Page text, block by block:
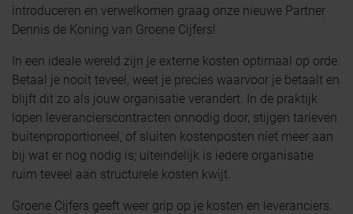
introduceren en verwelkomen graag onze nieuwe Partner
Dennis de Koning van Groene Cijfers!
In een ideale wereld zijn je externe kosten optimaal op orde.
Betaal je nooit teveel, weet je precies waarvoor je betaalt en
blijft dit zo als jouw organisatie verandert. In de praktijk
lopen leverancierscontracten onnodig door, stijgen tarieven
buitenproportioneel, of sluiten kostenposten niet meer aan
bij wat er nog nodig is; uiteindelijk is iedere organisatie
ruim teveel aan structurele kosten kwijt.
Groene Cijfers geeft weer grip op je kosten en leveranciers.